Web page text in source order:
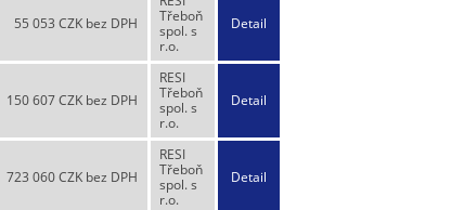
55 053 CZK bez DPH
Třeboň
spol. s
r.o.
Detail
150 607 CZK bez DPH
RESI
Třeboň
spol. s
r.o.
Detail
723 060 CZK bez DPH
RESI
Třeboň
spol. s
r.o.
Detail